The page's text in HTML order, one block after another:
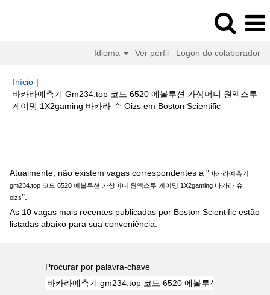
Idioma Ver perfil Logon do colaborador
Início |
바카라예측기 Gm234.top 코드 6520 에볼루션 가상머니 원엑스투
게이밍 1X2gaming 바카라 슈 Oizs em Boston Scientific(página
Atualmente, não existem vagas correspondentes a "바카라예측기
gm234.top 코드 6520 에볼루션 가상머니 원엑스투 게이밍 1X2gaming 바카라 슈
oizs".
As 10 vagas mais recentes publicadas por Boston Scientific estão
listadas abaixo para sua conveniência.
Procurar por palavra-chave